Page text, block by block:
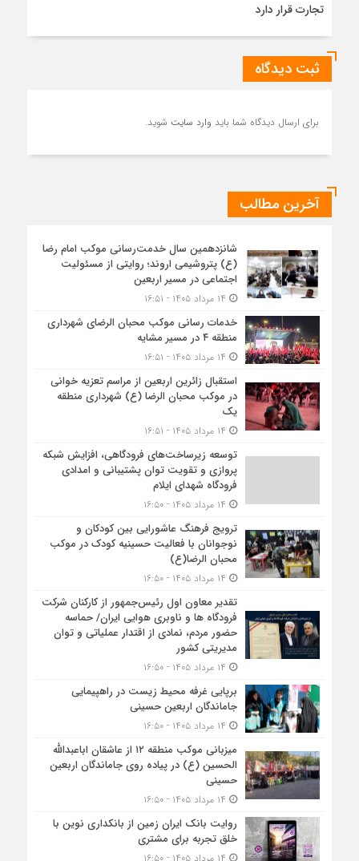
تجارت قرار دارد
ثبت دیدگاه
برای ارسال دیدگاه شما باید وارد سایت شوید.
آخرین مطالب
شانزدهمین سال خدمت‌رسانی موکب امام رضا
(ع) پتروشیمی اروند؛ روایتی از مسئولیت
اجتماعی در مسیر اربعین
خدمات رسانی موکب محبان الرضای شهرداری
منطقه ۴ در مسیر مشایه
استقبال زائرین اربعین از مراسم تعزیه خوانی
در موکب محبان الرضا (ع) شهرداری منطقه
یک
توسعه زیرساخت‌های فرودگاهی، افزایش شبکه
پروازی و تقویت توان پشتیبانی و امدادی
فرودگاه شهدای ایلام
ترویج فرهنگ عاشورایی بین کودکان و
نوجوانان با فعالیت حسینیه کودک در موکب
محبان الرضا(ع)
تقدیر معاون اول رئیس‌جمهور از کارکنان شرکت
فرودگاه ها و ناوبری هوایی ایران/ حماسه
حضور مردم، نمادی از اقتدار عملیاتی و توان
مدیریتی کشور
برپایی غرفه محیط زیست در راهپیمایی
جاماندگان اربعین حسینی
میزبانی موکب منطقه ۱۲ از عاشقان اباعبدالله
الحسین (ع) در پیاده روی جاماندگان اربعین
حسینی
روایت بانک ایران زمین از بانکداری نوین با
خلق تجربه برای مشتری